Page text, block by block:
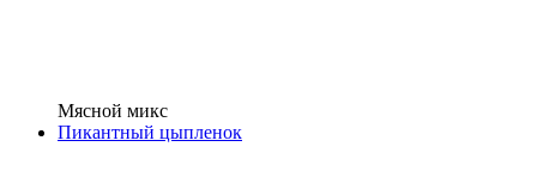
Мясной микс
Пикантный цыпленок